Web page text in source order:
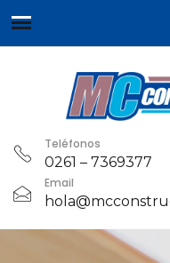
Teléfonos
0261 – 7369377
Email